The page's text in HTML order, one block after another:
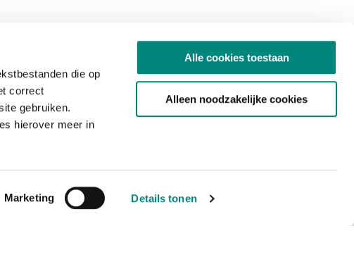
die op
correct
gebruiken.
hierover meer in
Marketing Details tonen
Alle cookies toestaan
Alleen noodzakelijke cookies